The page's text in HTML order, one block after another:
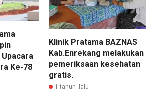
Ke-78
Klinik Pratama BAZNAS
Kab.Enrekang melakukan
pemeriksaan kesehatan
gratis.
1 tahun lalu